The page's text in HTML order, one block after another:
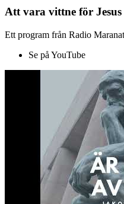
Att vara vittne för
Ett program från Radio
Se på YouTube